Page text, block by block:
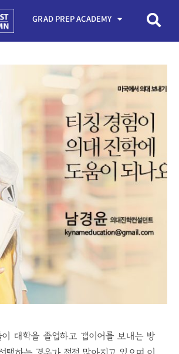
GRAD PREP ACADEMY
이 대학을 졸업하고 갭이어를 보내는 방